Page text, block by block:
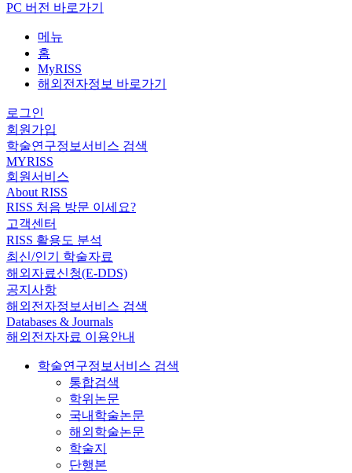
PC 버전 바로가기
메뉴
홈
MyRISS
해외전자정보 바로가기
로그인
회원가입
학술연구정보서비스 검색
MYRISS
회원서비스
About RISS
RISS 처음 방문 이세요?
고객센터
RISS 활용도 분석
최신/인기 학술자료
해외자료신청(E-DDS)
공지사항
해외전자정보서비스 검색
Databases & Journals
해외전자자료 이용안내
학술연구정보서비스 검색
통합검색
학위논문
국내학술논문
해외학술논문
학술지
단행본